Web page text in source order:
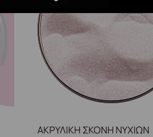
ΑΚΡΥΛΙΚΗ ΣΚΟΝΗ ΝΥΧΙΩΝ